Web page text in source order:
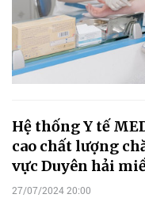
Hệ thống Y tế
cao chất lượng
vực Duyên hải
27/07/2024 20:00